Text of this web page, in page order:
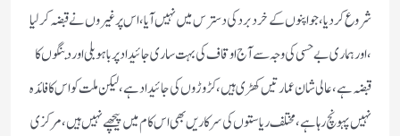
شروع کر دیا ، جو اپنوں کے خرد بردکی دسترس میں نہیں آیا ،اس پر غیروں نے قبضہ کر لیا
، اورہماری بے حسی کی وجہ سے آج اوقاف کی بہت ساری جائیداد پر باہو بلی اور دبنگوں کا
قبضہ ہے ، عالی شان عمارتیں کھڑی ہیں، کڑوڑوں کی جائیداد ہے، لیکن ملت کو اس کا فائدہ
نہیں پہونچ رہا ہے، مختلف ریاستوں کی سرکاریں بھی اس کام میں پیچھے نہیں ہیں، مرکزی